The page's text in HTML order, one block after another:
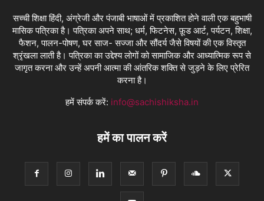
सच्ची शिक्षा हिंदी, अंग्रेजी और पंजाबी भाषाओं में प्रकाशित होने वाली एक बहुभाषी
मासिक पत्रिका है। पत्रिका अपने साथ; धर्म, फिटनेस, फ़ूड आर्ट, पर्यटन, शिक्षा,
फैशन, पालन-पोषण, घर साज- सज्जा और सौंदर्य जैसे विषयों की एक विस्तृत
श्रृंखला लाती है। पत्रिका का उद्देश्य लोगों को सामाजिक और आध्यात्मिक रूप से
जागृत करना और उन्हें अपनी आत्मा की आंतरिक शक्ति से जुड़ने के लिए प्रेरित
करना है।
हमें संपर्क करें: info@sachishiksha.in
हमें का पालन करें